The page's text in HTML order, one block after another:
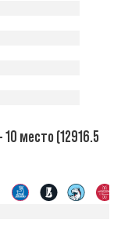
место (12916.5